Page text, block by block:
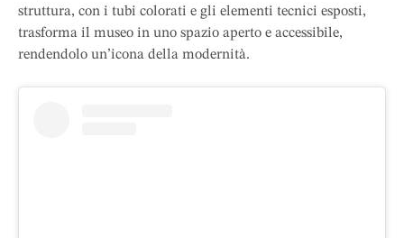
struttura, con i tubi colorati e gli elementi tecnici esposti,
trasforma il museo in uno spazio aperto e accessibile,
rendendolo un’icona della modernità.